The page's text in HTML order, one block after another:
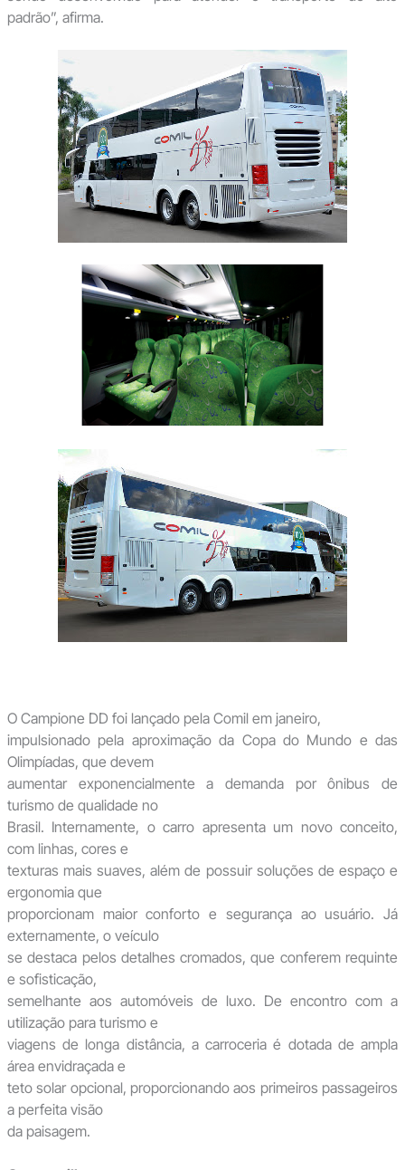
padrão”, afirma.
O Campione DD foi lançado pela Comil em janeiro,
impulsionado pela aproximação da Copa do Mundo e das
Olimpíadas, que devem
aumentar exponencialmente a demanda por ônibus de
turismo de qualidade no
Brasil. Internamente, o carro apresenta um novo conceito,
com linhas, cores e
texturas mais suaves, além de possuir soluções de espaço e
ergonomia que
proporcionam maior conforto e segurança ao usuário. Já
externamente, o veículo
se destaca pelos detalhes cromados, que conferem requinte
e sofisticação,
semelhante aos automóveis de luxo. De encontro com a
utilização para turismo e
viagens de longa distância, a carroceria é dotada de ampla
área envidraçada e
teto solar opcional, proporcionando aos primeiros passageiros
a perfeita visão
da paisagem.